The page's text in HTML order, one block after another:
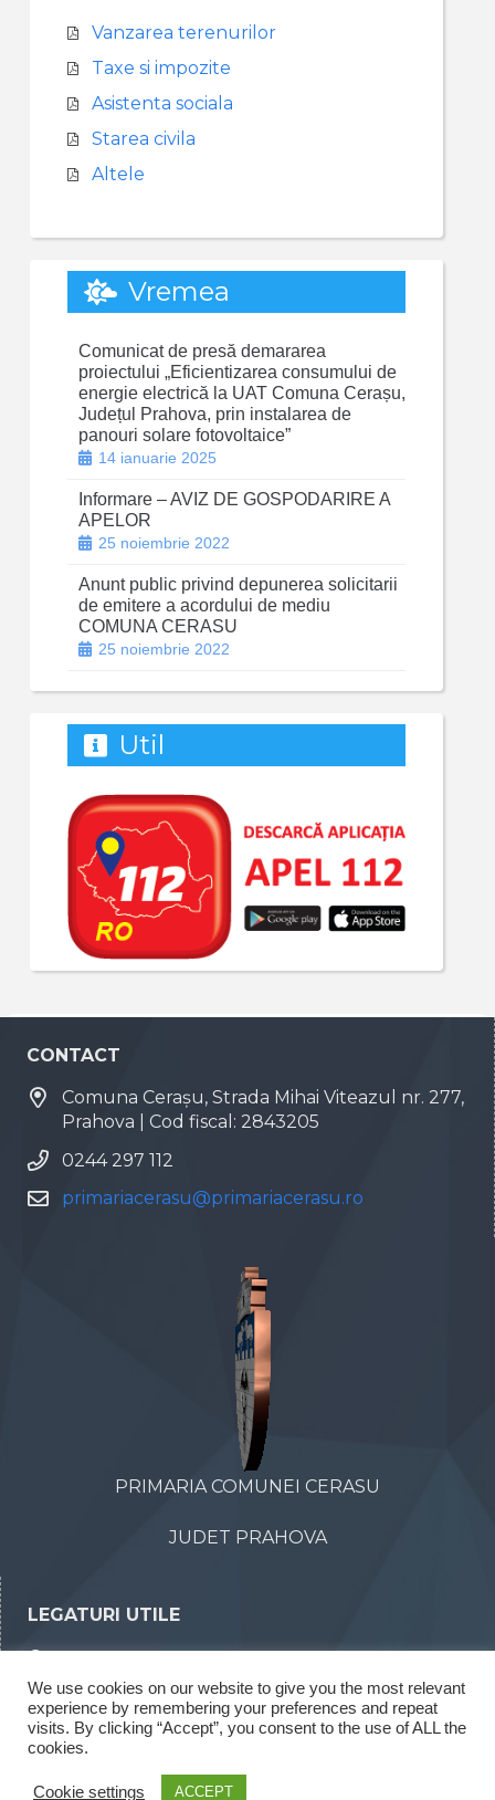
Vanzarea terenurilor
Taxe si impozite
Asistenta sociala
Starea civila
Altele
Vremea
Comunicat de presă demararea
proiectului „Eficientizarea consumului de
energie electrică la UAT Comuna Cerașu,
Județul Prahova, prin instalarea de
panouri solare fotovoltaice”
14 ianuarie 2025
Informare – AVIZ DE GOSPODARIRE A
APELOR
25 noiembrie 2022
Anunt public privind depunerea solicitarii
de emitere a acordului de mediu
COMUNA CERASU
25 noiembrie 2022
Util
CONTACT
Comuna Cerașu, Strada Mihai Viteazul nr. 277,
Prahova | Cod fiscal: 2843205
0244 297 112
primariacerasu@primariacerasu.ro
PRIMARIA COMUNEI CERASU
JUDET PRAHOVA
LEGATURI UTILE
Declaratii de interese
Rapoarte legea 52/2003
We use cookies on our website to give you the most relevant
experience by remembering your preferences and repeat
visits. By clicking “Accept”, you consent to the use of ALL the
cookies.
Cookie settings ACCEPT